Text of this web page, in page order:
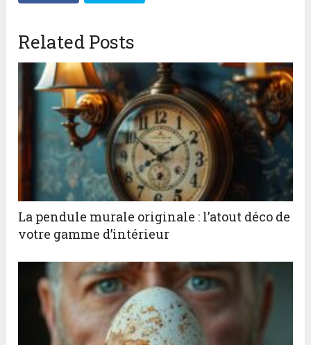
Related Posts
La pendule murale originale : l’atout déco de
votre gamme d’intérieur